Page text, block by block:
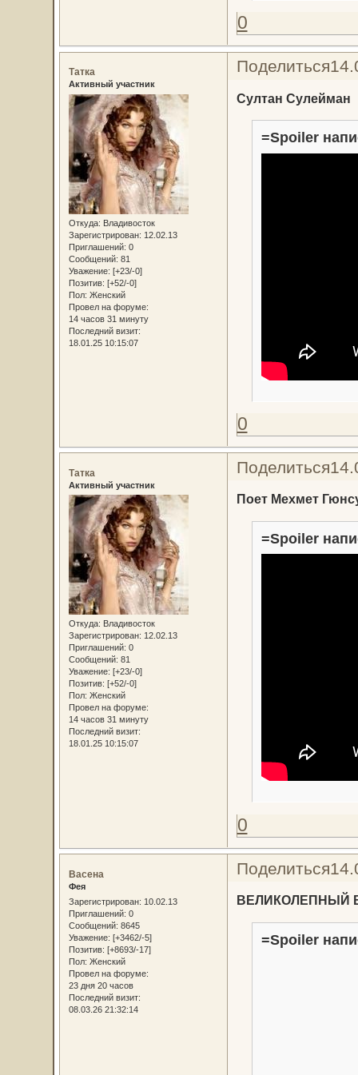
0
Поделиться
Татка
Активный участник
Откуда: Владивосток
Зарегистрирован: 12.02.13
Приглашений: 0
Сообщений: 81
Уважение: [+23/-0]
Позитив: [+52/-0]
Пол: Женский
Провел на форуме:
14 часов 31 минуту
Последний визит:
18.01.25 10:15:07
Султан Сулейман
=Spoiler
0
Поделиться
Татка
Активный участник
Откуда: Владивосток
Зарегистрирован: 12.02.13
Приглашений: 0
Сообщений: 81
Уважение: [+23/-0]
Позитив: [+52/-0]
Пол: Женский
Провел на форуме:
14 часов 31 минуту
Последний визит:
18.01.25 10:15:07
Поет Мехмет
=Spoiler
0
Поделиться
Васена
Фея
Зарегистрирован: 10.02.13
Приглашений: 0
Сообщений: 8645
Уважение: [+3462/-5]
Позитив: [+8693/-17]
Пол: Женский
Провел на форуме:
23 дня 20 часов
Последний визит:
08.03.26 21:32:14
ВЕЛИКОЛЕПНЫЙ
=Spoiler